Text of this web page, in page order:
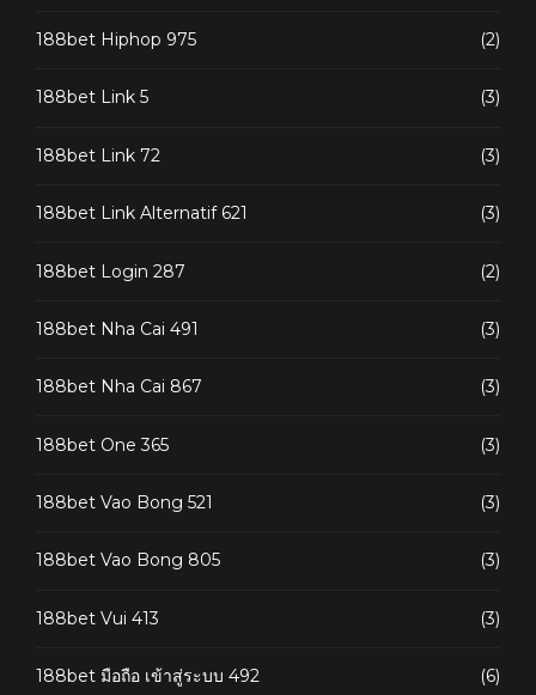
188bet Hiphop 975 (2)
188bet Link 5 (3)
188bet Link 72 (3)
188bet Link Alternatif 621 (3)
188bet Login 287 (2)
188bet Nha Cai 491 (3)
188bet Nha Cai 867 (3)
188bet One 365 (3)
188bet Vao Bong 521 (3)
188bet Vao Bong 805 (3)
188bet Vui 413 (3)
188bet มือถือ เข้าสู่ระบบ 492 (6)